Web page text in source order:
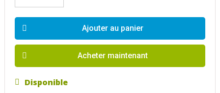
Ajouter au panier
Acheter maintenant
Disponible